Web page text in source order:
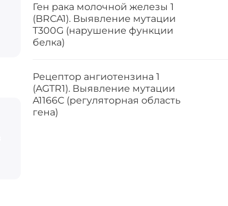
Ген рака молочной железы 1
(BRCA1). Выявление мутации
T300G (нарушение функции
белка)
Рецептор ангиотензина 1
(AGTR1). Выявление мутации
A1166C (регуляторная область
гена)